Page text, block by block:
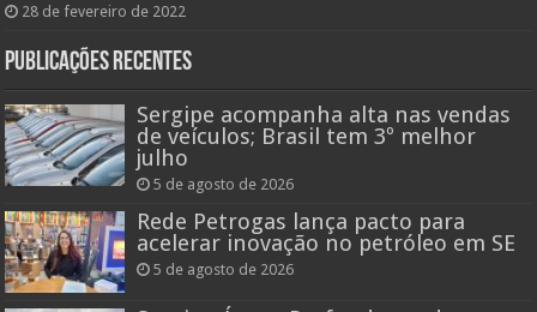
28 de fevereiro de 2022
Publicações recentes
Sergipe acompanha alta nas vendas
de veículos; Brasil tem 3º melhor
julho
5 de agosto de 2026
Rede Petrogas lança pacto para
acelerar inovação no petróleo em SE
5 de agosto de 2026